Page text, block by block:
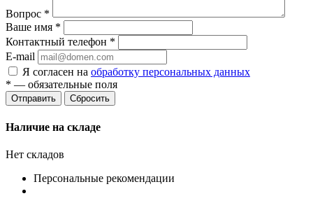
Вопрос *
Ваше имя *
Контактный телефон *
E-mail
Я согласен на обработку персональных данных
* — обязательные поля
Сбросить
Наличие на складе
Нет складов
Персональные рекомендации